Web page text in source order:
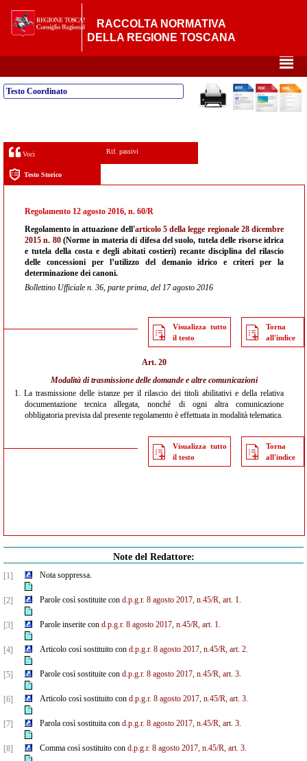
RACCOLTA NORMATIVA
DELLA REGIONE TOSCANA
²
Testo Coordinato
Voci Rif. passivi
Testo Storico
Regolamento 12 agosto 2016, n. 60/R
Regolamento in attuazione dell'articolo 5 della legge regionale 28 dicembre
2015 n. 80(Norme in materia di difesa del suolo, tutela delle risorse idrica
e tutela della costa e degli abitati costieri) recante disciplina del rilascio
delle concessioni per l’utilizzo del demanio idrico e criteri per la
determinazione dei canoni.
Bollettino Ufficiale n. 36, parte prima, del 17 agosto 2016
Visualizza tutto
il testo
Torna
all'indice
Art. 20
Modalità di trasmissione delle domande e altre comunicazioni
1. La trasmissione delle istanze per il rilascio dei titoli abilitativi e della relativa
documentazione tecnica allegata, nonché di ogni altra comunicazione
obbligatoria prevista dal presente regolamento è effettuata in modalità telematica.
Visualizza tutto
il testo
Torna
all'indice
Note del Redattore:
[1] Nota soppressa.
[2] Parole così sostituite con d.p.g.r. 8 agosto 2017, n.45/R, art. 1.
[3] Parole inserite con d.p.g.r. 8 agosto 2017, n.45/R, art. 1.
[4] Articolo così sostituito con d.p.g.r. 8 agosto 2017, n.45/R, art. 2.
[5] Parole così sostituite con d.p.g.r. 8 agosto 2017, n.45/R, art. 3.
[6] Articolo così sostituito con d.p.g.r. 8 agosto 2017, n.45/R, art. 3.
[7] Parola così sostituita con d.p.g.r. 8 agosto 2017, n.45/R, art. 3.
[8] Comma così sostituito con d.p.g.r. 8 agosto 2017, n.45/R, art. 3.